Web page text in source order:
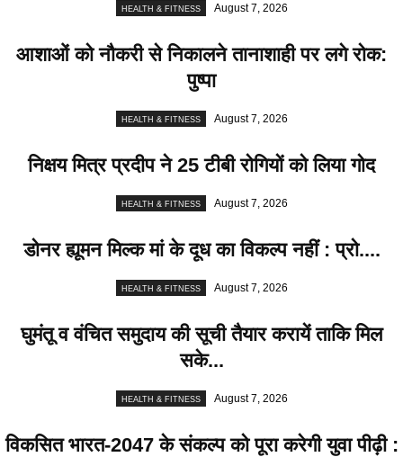
HEALTH & FITNESS August 7, 2026
आशाओं को नौकरी से निकालने तानाशाही पर लगे रोक:
पुष्पा
HEALTH & FITNESS August 7, 2026
निक्षय मित्र प्रदीप ने 25 टीबी रोगियों को लिया गोद
HEALTH & FITNESS August 7, 2026
डोनर ह्यूमन मिल्क मां के दूध का विकल्प नहीं : प्रो....
HEALTH & FITNESS August 7, 2026
घुमंतू व वंचित समुदाय की सूची तैयार करायें ताकि मिल
सके...
HEALTH & FITNESS August 7, 2026
विकसित भारत-2047 के संकल्प को पूरा करेगी युवा पीढ़ी :